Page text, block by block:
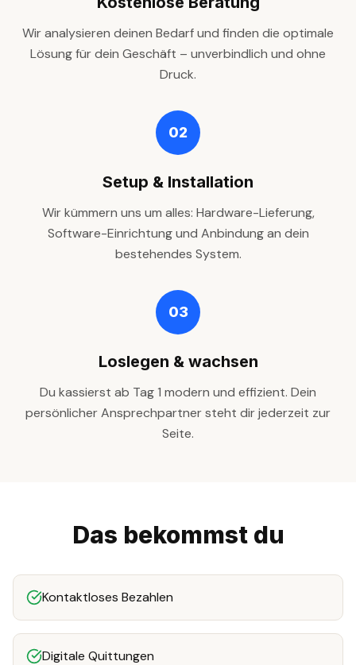
Wir analysieren deinen Bedarf und finden die optimale
Lösung für dein Geschäft – unverbindlich und ohne
Druck.
02
Setup & Installation
Wir kümmern uns um alles: Hardware-Lieferung,
Software-Einrichtung und Anbindung an dein
bestehendes System.
03
Loslegen & wachsen
Du kassierst ab Tag 1 modern und effizient. Dein
persönlicher Ansprechpartner steht dir jederzeit zur
Seite.
Das bekommst du
Kontaktloses Bezahlen
Digitale Quittungen